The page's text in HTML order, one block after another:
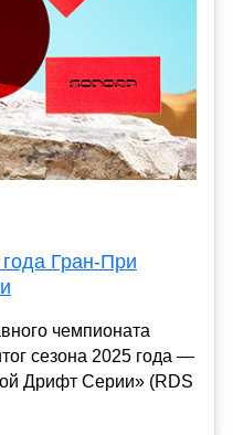
Гран-При
чемпионата
сезона 2025 года —
Дрифт Серии» (RDS